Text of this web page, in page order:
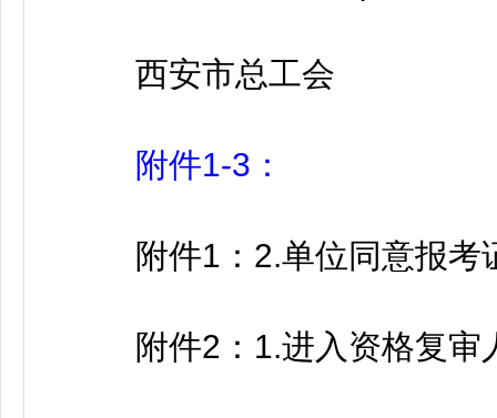
西安市总工会
附件1-3：
附件1：2.单位同意报考
附件2：1.进入资格复审